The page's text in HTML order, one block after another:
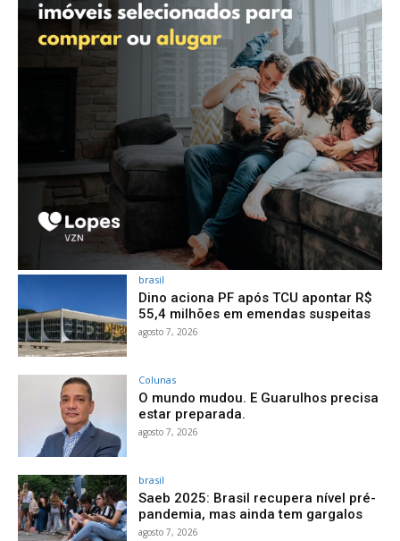
brasil
Dino aciona PF após TCU apontar R$
55,4 milhões em emendas suspeitas
agosto 7, 2026
Colunas
O mundo mudou. E Guarulhos precisa
estar preparada.
agosto 7, 2026
brasil
Saeb 2025: Brasil recupera nível pré-
pandemia, mas ainda tem gargalos
agosto 7, 2026